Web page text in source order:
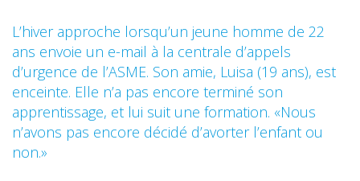
L’hiver approche lorsqu’un jeune homme de 22
ans envoie un e-mail à la centrale d’appels
d’urgence de l’ASME. Son amie, Luisa (19 ans), est
enceinte. Elle n’a pas encore terminé son
apprentissage, et lui suit une formation. «Nous
n’avons pas encore décidé d’avorter l’enfant ou
non.»